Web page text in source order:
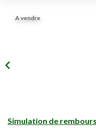
A vendre
Simulation de